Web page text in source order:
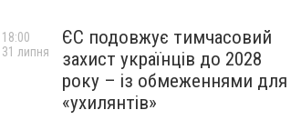
ЄС подовжує тимчасовий
захист українців до 2028
року – із обмеженнями для
«ухилянтів»
18:00
31 липня